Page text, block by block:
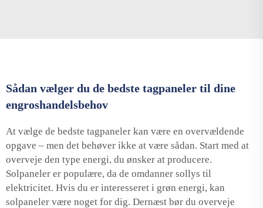
Sådan vælger du de bedste tagpaneler til dine
engroshandelsbehov
At vælge de bedste tagpaneler kan være en overvældende
opgave – men det behøver ikke at være sådan. Start med at
overveje den type energi, du ønsker at producere.
Solpaneler er populære, da de omdanner sollys til
elektricitet. Hvis du er interesseret i grøn energi, kan
solpaneler være noget for dig. Dernæst bør du overveje